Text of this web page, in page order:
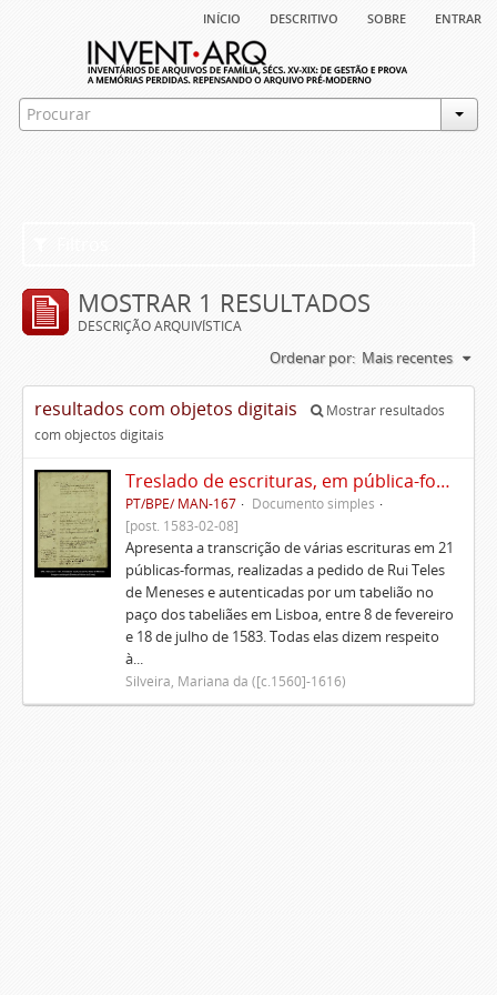
início descritivo sobre entrar
MOSTRAR 1 RESULTADOS
DESCRIÇÃO ARQUIVÍSTICA
Ordenar por: Mais recentes
resultados com objetos digitais
Mostrar resultados
com objectos digitais
Treslado de escrituras, em pública-forma, de Rui Teles de Meneses
PT/BPE/ MAN-167
Documento simples
[post. 1583-02-08]
Apresenta a transcrição de várias escrituras em 21
públicas-formas, realizadas a pedido de Rui Teles
de Meneses e autenticadas por um tabelião no
paço dos tabeliães em Lisboa, entre 8 de fevereiro
e 18 de julho de 1583. Todas elas dizem respeito
à...
Silveira, Mariana da ([c.1560]-1616)